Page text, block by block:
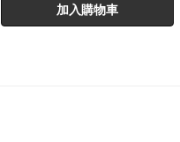
加入購物車